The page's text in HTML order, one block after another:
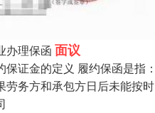
办理保函 面议
保证金的定义 履约保函是指
劳务方和承包方日后未能按